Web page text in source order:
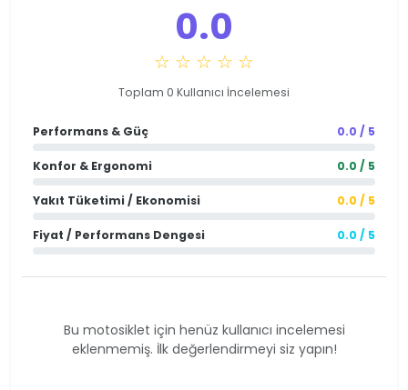
0.0
☆ ☆ ☆ ☆ ☆
Toplam 0 Kullanıcı İncelemesi
Performans & Güç 0.0 / 5
Konfor & Ergonomi 0.0 / 5
Yakıt Tüketimi / Ekonomisi 0.0 / 5
Fiyat / Performans Dengesi 0.0 / 5
Bu motosiklet için henüz kullanıcı incelemesi
eklenmemiş. İlk değerlendirmeyi siz yapın!